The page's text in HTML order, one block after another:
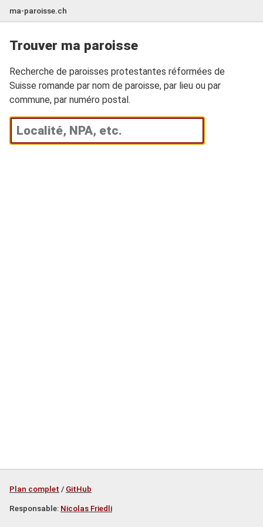
ma-paroisse.ch
Trouver ma paroisse
Recherche de paroisses protestantes réformées de
Suisse romande par nom de paroisse, par lieu ou par
commune, par numéro postal.
Plan complet / GitHub
Responsable: Nicolas Friedli